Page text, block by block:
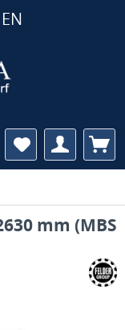
EN
mm (MBS